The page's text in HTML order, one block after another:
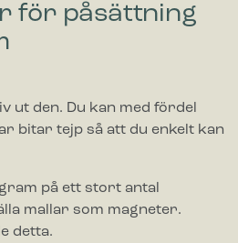
för påsättning
ut den. Du kan med fördel
bitar tejp så att du enkelt kan
på ett stort antal
mallar som magneter.
detta.